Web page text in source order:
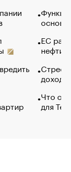
основ
ЕС
нефти
Что
для